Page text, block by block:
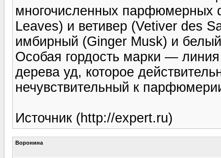
многочисленных парфюмерных
Leaves) и ветивер (Vetiver des
имбирный (Ginger Musk) и
Особая гордость марки —
дерева уд, которое
нечувствительный к
Источник (http://expert.ru)
Воронина